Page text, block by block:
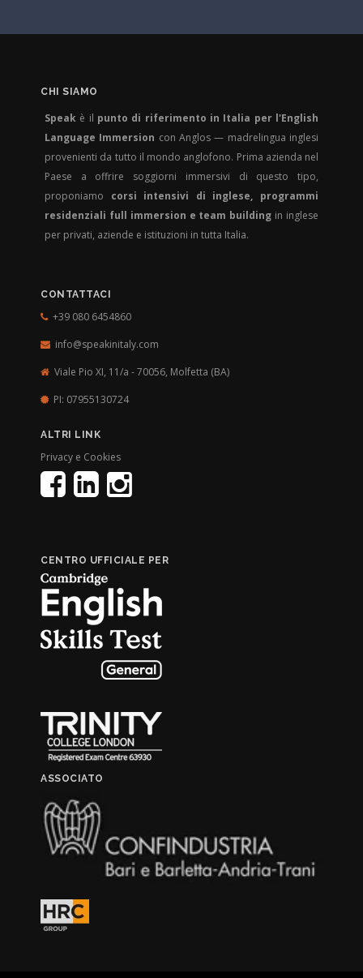
CHI SIAMO
Speak è il punto di riferimento in Italia per l'English
Language Immersion con Anglos — madrelingua inglesi
provenienti da tutto il mondo anglofono. Prima azienda nel
Paese a offrire soggiorni immersivi di questo tipo,
proponiamo corsi intensivi di inglese, programmi
residenziali full immersion e team building in inglese
per privati, aziende e istituzioni in tutta Italia.
CONTATTACI
+39 080 6454860
info@speakinitaly.com
Viale Pio XI, 11/a - 70056, Molfetta (BA)
PI: 07955130724
ALTRI LINK
Privacy e Cookies
CENTRO UFFICIALE PER
ASSOCIATO